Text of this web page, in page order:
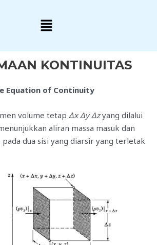
Menu
KONTINUITAS
Equation of Continuity
volume tetap Δx Δy Δzyang dilalui
aliran massa masuk dan
dua sisi yang diarsir yang terletak